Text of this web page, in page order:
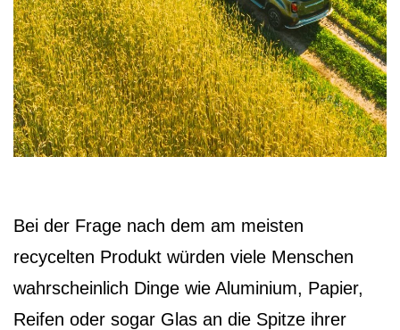
Bei der Frage nach dem am meisten
recycelten Produkt würden viele Menschen
wahrscheinlich Dinge wie Aluminium, Papier,
Reifen oder sogar Glas an die Spitze ihrer